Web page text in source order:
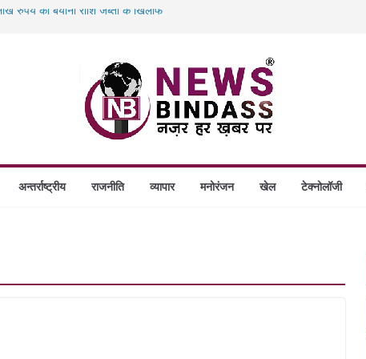
रुपये की बयाना राशि जब्ती के खिलाफ
स्थापित, हर विकासखंड के 10 उत्कृष्ट गोठानों
एक्शन: 13 म्यूल बैंक खाताधारक गिरफ्तार
अन्तर्राष्ट्रीय राजनीति व्यापार मनोरंजन खेल टेक्नोलॉजी